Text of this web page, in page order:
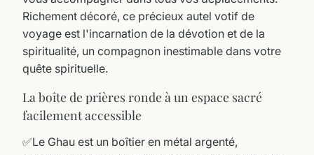
Richement décoré, ce précieux autel votif de
voyage est l'incarnation de la dévotion et de la
spiritualité, un compagnon inestimable dans votre
quête spirituelle.
La boîte de prières ronde à un espace sacré
facilement accessible
✅Le Ghau est un boîtier en métal argenté,